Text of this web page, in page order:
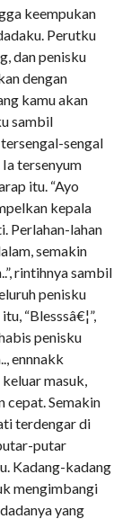
keempukan
Perutku
dan penisku
dengan
kamu akan
sambil
sengal
tersenyum
itu. “Ayo
kepala
Perlahan-lahan
semakin
rintihnya sambil
penisku
“Blesssâ€¦”,
penisku
ennnakk
masuk,
cepat. Semakin
terdengar di
putar
Kadang-kadang
mengimbangi
yang